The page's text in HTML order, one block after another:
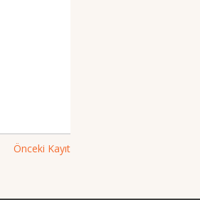
Önceki Kayıt